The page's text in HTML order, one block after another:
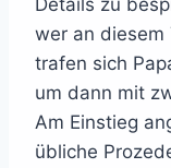
wer an
trafen sich
um dann mit
Am Einstieg
übliche